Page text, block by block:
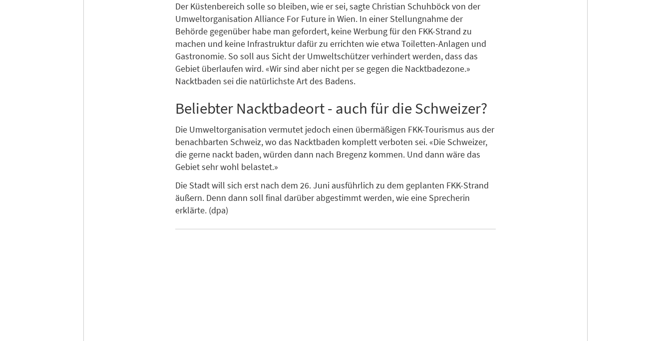
Der Küstenbereich solle so bleiben, wie er sei, sagte Christian Schuhböck von der
Umweltorganisation Alliance For Future in Wien. In einer Stellungnahme der
Behörde gegenüber habe man gefordert, keine Werbung für den FKK-Strand zu
machen und keine Infrastruktur dafür zu errichten wie etwa Toiletten-Anlagen und
Gastronomie. So soll aus Sicht der Umweltschützer verhindert werden, dass das
Gebiet überlaufen wird. «Wir sind aber nicht per se gegen die Nacktbadezone.»
Nacktbaden sei die natürlichste Art des Badens.
Beliebter Nacktbadeort - auch für die Schweizer?
Die Umweltorganisation vermutet jedoch einen übermäßigen FKK-Tourismus aus der
benachbarten Schweiz, wo das Nacktbaden komplett verboten sei. «Die Schweizer,
die gerne nackt baden, würden dann nach Bregenz kommen. Und dann wäre das
Gebiet sehr wohl belastet.»
Die Stadt will sich erst nach dem 26. Juni ausführlich zu dem geplanten FKK-Strand
äußern. Denn dann soll final darüber abgestimmt werden, wie eine Sprecherin
erklärte. (dpa)